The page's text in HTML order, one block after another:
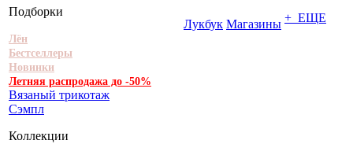
Подборки
Лён
Бестселлеры
Новинки
Летняя распродажа до -50%
Вязаный трикотаж
Сэмпл
Коллекции
Лукбук Магазины + ЕЩЕ